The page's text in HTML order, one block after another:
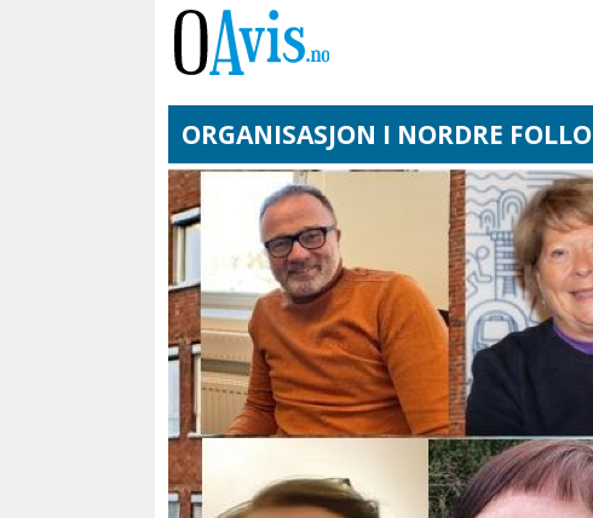
ORGANISASJON I NORDRE FOLLO